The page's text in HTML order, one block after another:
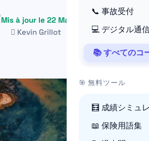
📞 事故受付
💻 デジタル通
📚 すべてのコ
🎯 無料ツール
🧮 成績シミュ
📖 保険用語集
Mis à jour le 22 May 2026
Kevin Grillot